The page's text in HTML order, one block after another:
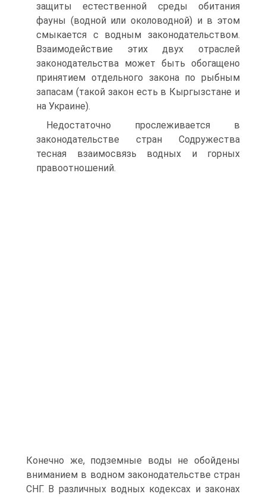
защиты естественной среды обитания
фауны (водной или околоводной) и в этом
смыкается с водным законодательством.
Взаимодействие этих двух отраслей
законодательства может быть обогащено
принятием отдельного закона по рыбным
запасам (такой закон есть в Кыргызстане и
на Украине).
Недостаточно прослеживается в
законодательстве стран Содружества
тесная взаимосвязь водных и горных
правоотношений.
Конечно же, подземные воды не обойдены
вниманием в водном законодательстве стран
СНГ. В различных водных кодексах и законах